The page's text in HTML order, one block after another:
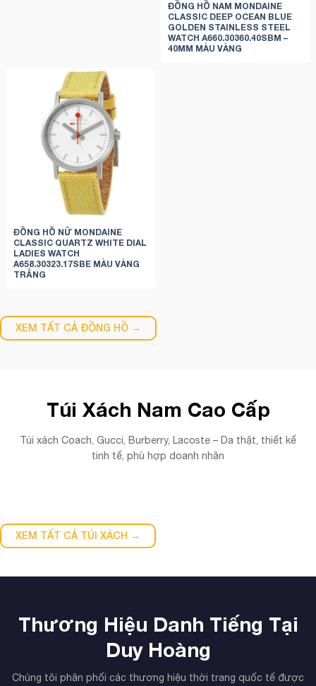
ĐỒNG HỒ NAM MONDAINE
CLASSIC DEEP OCEAN BLUE
GOLDEN STAINLESS STEEL
WATCH A660.30360.40SBM –
40MM MÀU VÀNG
ĐỒNG HỒ NỮ MONDAINE
CLASSIC QUARTZ WHITE DIAL
LADIES WATCH
A658.30323.17SBE MÀU VÀNG
TRẮNG
XEM TẤT CẢ ĐỒNG HỒ →
Túi Xách Nam Cao Cấp
Túi xách Coach, Gucci, Burberry, Lacoste – Da thật, thiết kế
tinh tế, phù hợp doanh nhân
XEM TẤT CẢ TÚI XÁCH →
Thương Hiệu Danh Tiếng Tại
Duy Hoàng
Chúng tôi phân phối các thương hiệu thời trang quốc tế được